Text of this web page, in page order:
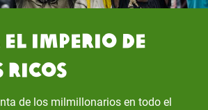
Imperio de
Ricos
de los milmillonarios en todo el